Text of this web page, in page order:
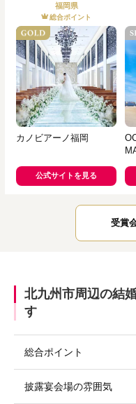
福岡県
総合ポイント
カノビアーノ福岡
公式サイトを見る
受賞
北九州市周辺の結
す
総合ポイント
披露宴会場の雰囲気